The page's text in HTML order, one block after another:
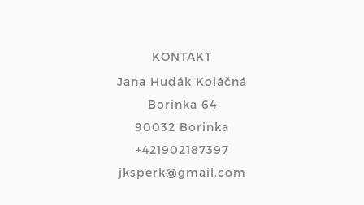
KONTAKT
Jana Hudák Koláčná
Borinka 64
90032 Borinka
+421902187397
jksperk@gmail.com